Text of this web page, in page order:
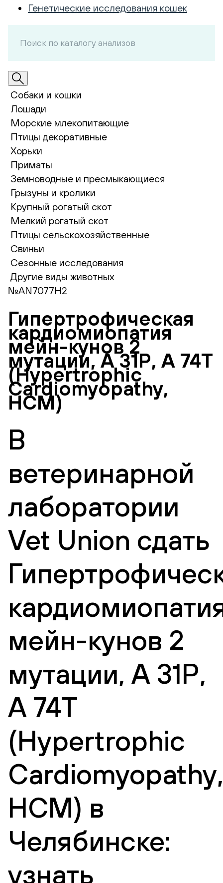
Генетические исследования кошек
Собаки и кошки
Лошади
Морские млекопитающие
Птицы декоративные
Хорьки
Приматы
Земноводные и пресмыкающиеся
Грызуны и кролики
Крупный рогатый скот
Мелкий рогатый скот
Птицы сельскохозяйственные
Свиньи
Сезонные исследования
Другие виды животных
№AN7077H2
Гипертрофическая
кардиомиопатия
мейн-кунов 2
мутации, А 31Р, А 74Т
(Hypertrophic
Сardiomyopathy,
HCM)
В
ветеринарной
лаборатории
Vet Union сдать
мейн-кунов 2
мутации, А 31Р,
А 74Т
(Hypertrophic
Сardiomyopathy,
HCM) в
Челябинске:
узнать